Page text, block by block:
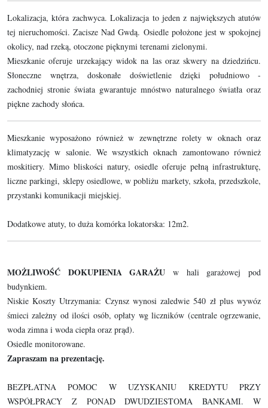
Lokalizacja, która zachwyca. Lokalizacja to jeden z największych atutów
tej nieruchomości. Zacisze Nad Gwdą. Osiedle położone jest w spokojnej
okolicy, nad rzeką, otoczone pięknymi terenami zielonymi.
Mieszkanie oferuje urzekający widok na las oraz skwery na dziedzińcu.
Słoneczne wnętrza, doskonałe doświetlenie dzięki południowo -
zachodniej stronie świata gwarantuje mnóstwo naturalnego światła oraz
piękne zachody słońca.
Mieszkanie wyposażono również w zewnętrzne rolety w oknach oraz
klimatyzację w salonie. We wszystkich oknach zamontowano również
moskitiery. Mimo bliskości natury, osiedle oferuje pełną infrastrukturę,
liczne parkingi, sklepy osiedlowe, w pobliżu markety, szkoła, przedszkole,
przystanki komunikacji miejskiej.
Dodatkowe atuty, to duża komórka lokatorska: 12m2.
MOŻLIWOŚĆ DOKUPIENIA GARAŻU w hali garażowej pod
budynkiem.
Niskie Koszty Utrzymania: Czynsz wynosi zaledwie 540 zł plus wywóz
śmieci zależny od ilości osób, opłaty wg liczników (centrale ogrzewanie,
woda zimna i woda ciepła oraz prąd).
Osiedle monitorowane.
Zapraszam na prezentację.
BEZPŁATNA POMOC W UZYSKANIU KREDYTU PRZY
WSPÓŁPRACY Z PONAD DWUDZIESTOMA BANKAMI. W